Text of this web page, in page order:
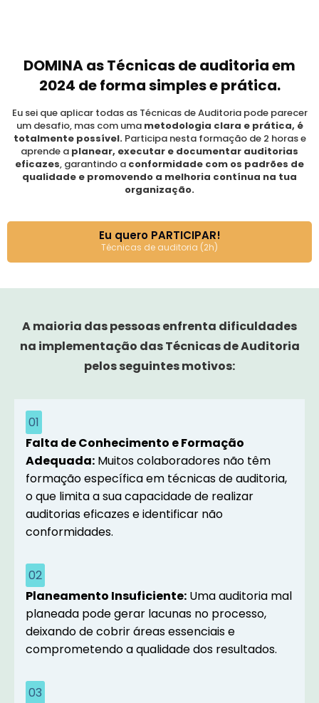
DOMINA as Técnicas de auditoria em
2024 de forma simples e prática.
Eu sei que aplicar todas as Técnicas de Auditoria pode parecer
um desafio, mas com uma metodologia clara e prática, é
totalmente possível.Participa nesta formação de 2 horas e
aprende a planear, executar e documentar auditorias
eficazes, garantindo a conformidade com os padrões de
qualidade e promovendo a melhoria contínua na tua
organização.
Eu quero PARTICIPAR!
Técnicas de auditoria (2h)
A maioria das pessoas enfrenta dificuldades
na implementação das Técnicas de Auditoria
pelos seguintes motivos:
01
Falta de Conhecimento e Formação
Adequada: Muitos colaboradores não têm
formação específica em técnicas de auditoria,
o que limita a sua capacidade de realizar
auditorias eficazes e identificar não
conformidades.
02
Planeamento Insuficiente: Uma auditoria mal
planeada pode gerar lacunas no processo,
deixando de cobrir áreas essenciais e
comprometendo a qualidade dos resultados.
03